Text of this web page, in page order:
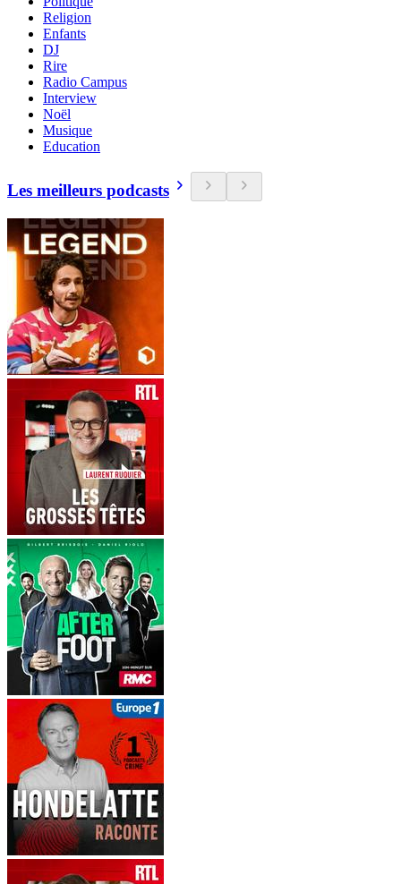
Religion
Enfants
DJ
Rire
Radio Campus
Interview
Noël
Musique
Education
Les meilleurs podcasts